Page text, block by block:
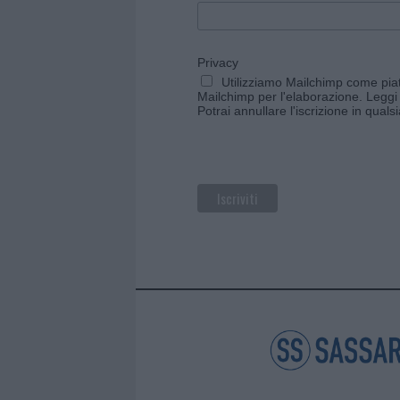
Privacy
Utilizziamo Mailchimp come
Mailchimp per l'elaborazione.
Potrai annullare l'iscrizione in